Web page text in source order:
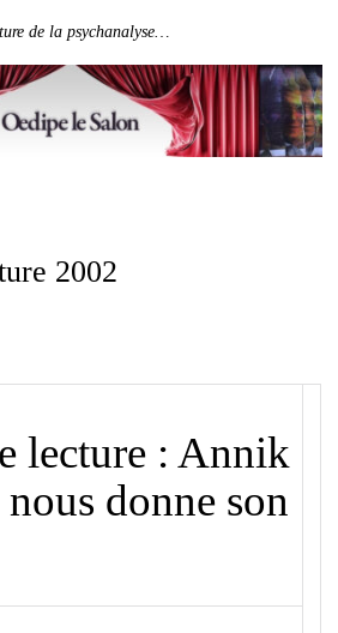
de la psychanalyse…
2002
lecture : Annik
donne son